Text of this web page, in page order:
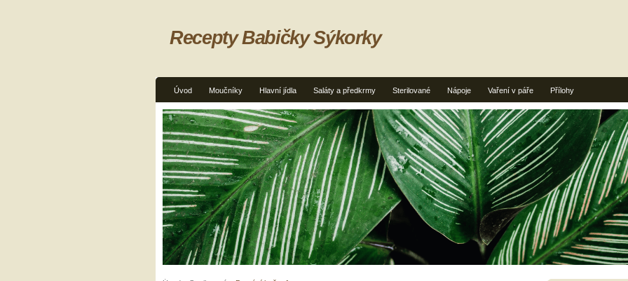
Úvod Moučníky Hlavní jídla Saláty a předkrmy Sterilované Nápoje Vaření v páře Přílohy
Recepty Babičky Sýkorky